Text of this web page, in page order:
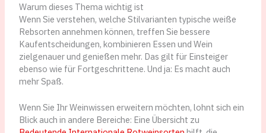
Warum dieses Thema wichtig ist
Wenn Sie verstehen, welche Stilvarianten typische weiße
Rebsorten annehmen können, treffen Sie bessere
Kaufentscheidungen, kombinieren Essen und Wein
zielgenauer und genießen mehr. Das gilt für Einsteiger
ebenso wie für Fortgeschrittene. Und ja: Es macht auch
mehr Spaß.
Wenn Sie Ihr Weinwissen erweitern möchten, lohnt sich ein
Blick auch in andere Bereiche: Eine Übersicht zu